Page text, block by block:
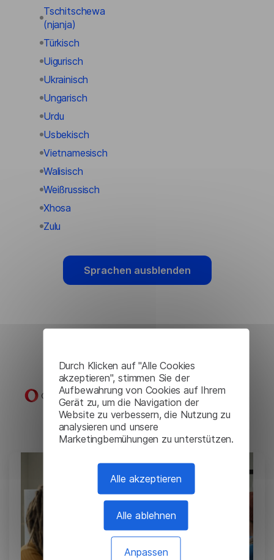
Durch Klicken auf "Alle Cookies
akzeptieren", stimmen Sie der
Aufbewahrung von Cookies auf Ihrem
Gerät zu, um die Navigation der
Website zu verbessern, die Nutzung zu
analysieren und unsere
Marketingbemühungen zu unterstützen.
Alle akzeptieren
Alle ablehnen
Anpassen
Tschitschewa
(njanja)
Türkisch
Uigurisch
Ukrainisch
Ungarisch
Urdu
Usbekisch
Vietnamesisch
Walisisch
Weißrussisch
Xhosa
Zulu
Sprachen ausblenden